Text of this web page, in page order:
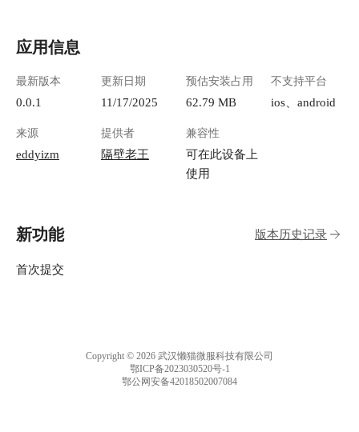
应用信息
最新版本
0.0.1
更新日期
11/17/2025
预估安装占用
62.79 MB
不支持平台
ios、android
来源
eddyizm
提供者
隔壁老王
兼容性
可在此设备上
使用
新功能 版本历史记录
首次提交
Copyright © 2026 武汉懒猫微服科技有限公司
鄂ICP备2023030520号-1
鄂公网安备42018502007084